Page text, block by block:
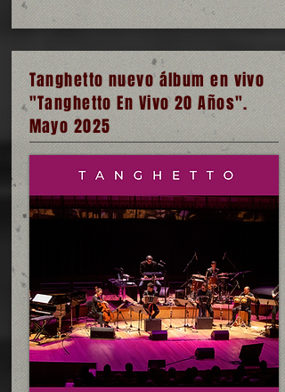
Tanghetto nuevo álbum en vivo
"Tanghetto En Vivo 20 Años".
Mayo 2025